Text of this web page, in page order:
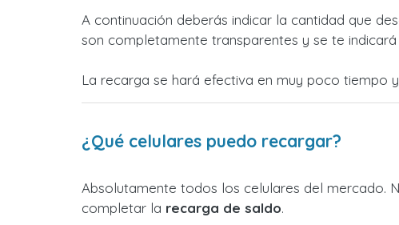
A continuación deberás indicar la cantidad que
son completamente transparentes y se te
La recarga se hará efectiva en muy poco tiempo
¿Qué celulares puedo recargar?
Absolutamente todos los celulares del mercado.
completar la recarga de saldo.